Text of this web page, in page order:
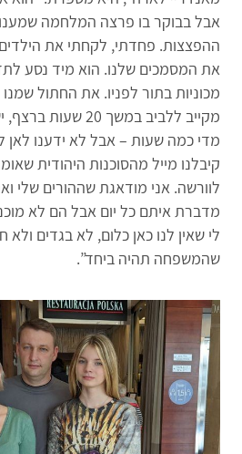
ההפצצות. פחדתי, לקחתי את
מכוניות בתור לפניו. את החתול
מקייב ללביב במשך
מדי כמה שעות – אבל לא ידענו לאן
קיבלנו מייל מהסוכנות היהודית
לוורשה. אני מודאגת שההורים שלי
מדברת איתם כל יום אבל הם לא
לי שאין לנו כאן כלום, לא בגדים ולא
שהמשפחה תהיה ביחד”.